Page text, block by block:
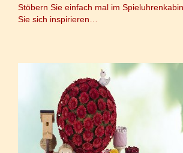
Stöbern Sie einfach mal im
Sie sich inspirieren…